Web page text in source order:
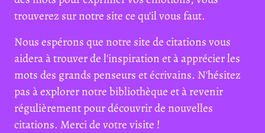
trouverez sur notre site ce qu'il vous faut.
Nous espérons que notre site de citations vous
aidera à trouver de l'inspiration et à apprécier les
mots des grands penseurs et écrivains. N'hésitez
pas à explorer notre bibliothèque et à revenir
régulièrement pour découvrir de nouvelles
citations. Merci de votre visite !